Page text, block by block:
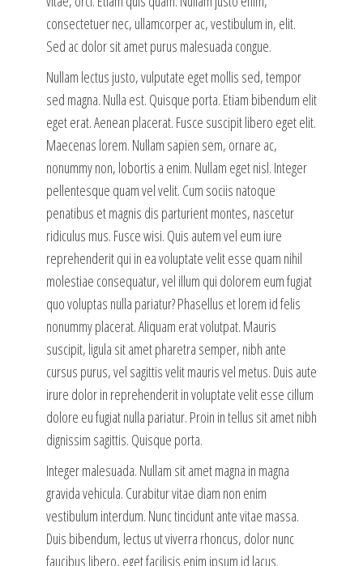
consectetuer nec, ullamcorper ac, vestibulum in, elit.
Sed ac dolor sit amet purus malesuada congue.
Nullam lectus justo, vulputate eget mollis sed, tempor
sed magna. Nulla est. Quisque porta. Etiam bibendum elit
eget erat. Aenean placerat. Fusce suscipit libero eget elit.
Maecenas lorem. Nullam sapien sem, ornare ac,
nonummy non, lobortis a enim. Nullam eget nisl. Integer
pellentesque quam vel velit. Cum sociis natoque
penatibus et magnis dis parturient montes, nascetur
ridiculus mus. Fusce wisi. Quis autem vel eum iure
reprehenderit qui in ea voluptate velit esse quam nihil
molestiae consequatur, vel illum qui dolorem eum fugiat
quo voluptas nulla pariatur? Phasellus et lorem id felis
nonummy placerat. Aliquam erat volutpat. Mauris
suscipit, ligula sit amet pharetra semper, nibh ante
cursus purus, vel sagittis velit mauris vel metus. Duis aute
irure dolor in reprehenderit in voluptate velit esse cillum
dolore eu fugiat nulla pariatur. Proin in tellus sit amet nibh
dignissim sagittis. Quisque porta.
Integer malesuada. Nullam sit amet magna in magna
gravida vehicula. Curabitur vitae diam non enim
vestibulum interdum. Nunc tincidunt ante vitae massa.
Duis bibendum, lectus ut viverra rhoncus, dolor nunc
faucibus libero, eget facilisis enim ipsum id lacus.